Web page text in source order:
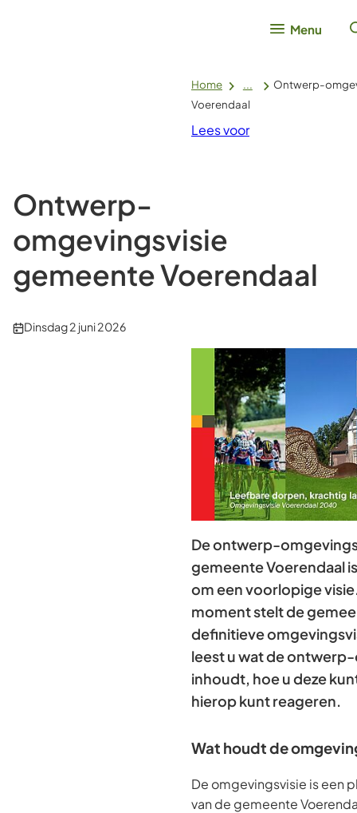
Menu
Home ...
Ontwerp-
Voerendaal
Lees voor
Ontwerp-
omgevingsvisie
gemeente Voerendaal
Publicatiedatum:
Dinsdag 2 juni 2026
De ontwerp-
gemeente Voerendaal
om een voorlopige
moment stelt de
definitieve
leest u wat de
inhoudt, hoe u deze
hierop kunt reageren.
Wat houdt de
De omgevingsvisie is een
van de gemeente